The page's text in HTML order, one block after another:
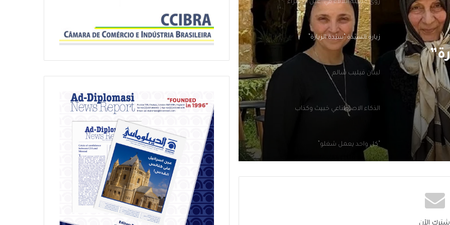
زيارةُ السيّدة “سيّدةَ الزيارة”
لبنان فيليب سالم
الذكاء الاصطناعي خبيثٌ وكذَّاب
“كل واحد يعمل شغلو”
رؤًى جميلةُ اللأْلاء في “عين الحمراء”
الآن